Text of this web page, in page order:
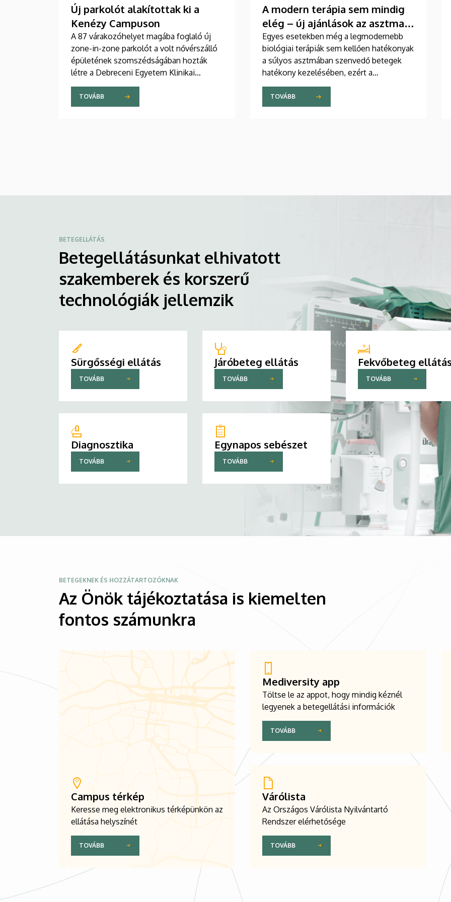
Új parkolót alakítottak ki a
Kenézy Campuson
A 87 várakozóhelyet magába foglaló új
zone-in-zone parkolót a volt nővérszálló
épületének szomszédságában hozták
létre a Debreceni Egyetem Klinikai
Központ Kenézy Gyula Campusán. Az új
területet várhatóan augusztusban nyitják
meg a járművek előtt.
TOVÁBB
A modern terápia sem mindig
elég – új ajánlások az asztma
kezelésében
Egyes esetekben még a legmodernebb
biológiai terápiák sem kellően hatékonyak
a súlyos asztmában szenvedő betegek
hatékony kezelésében, ezért a
szakemberek az új gyógyszerek
kifejlesztésére irányuló kutatások
felgyorsítását sürgetik. A témában a
TOVÁBB
BETEGELLÁTÁS
Betegellátásunkat elhivatott
szakemberek és korszerű
technológiák jellemzik
Sürgősségi ellátás
TOVÁBB
Járóbeteg ellátás
TOVÁBB
Fekvőbeteg
TOVÁBB
Diagnosztika
TOVÁBB
Egynapos sebészet
TOVÁBB
BETEGEKNEK ÉS HOZZÁTARTOZÓKNAK
Az Önök tájékoztatása is kiemelten
fontos számunkra
Campus térkép
Keresse meg elektronikus térképünkön az
ellátása helyszínét
TOVÁBB
Mediversity app
Töltse le az appot, hogy mindig kéznél
legyenek a betegellátási információk
TOVÁBB
Várólista
Az Országos Várólista Nyilvántartó
Rendszer elérhetősége
TOVÁBB